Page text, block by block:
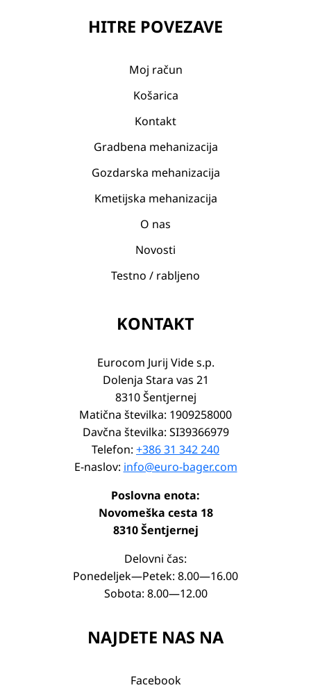
HITRE POVEZAVE
Moj račun
Košarica
Kontakt
Gradbena mehanizacija
Gozdarska mehanizacija
Kmetijska mehanizacija
O nas
Novosti
Testno / rabljeno
KONTAKT
Eurocom Jurij Vide s.p.
Dolenja Stara vas 21
8310 Šentjernej
Matična številka: 1909258000
Davčna številka: SI39366979
Telefon: +386 31 342 240
E-naslov: info@euro-bager.com
Poslovna enota:
Novomeška cesta 18
8310 Šentjernej
Delovni čas:
Ponedeljek—Petek: 8.00—16.00
Sobota: 8.00—12.00
NAJDETE NAS NA
Facebook